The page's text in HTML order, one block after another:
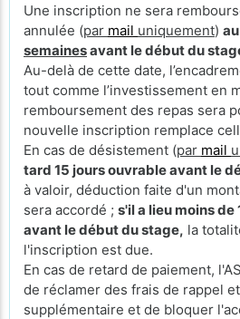
Une inscription ne sera
annulée (par mail uniquement)
semainesavant le début du
Au-delà de cette date,
tout comme l’investissement en
remboursement des repas sera
nouvelle inscription remplace
En cas de désistement (par mail
tard 15 jours ouvrable avant le
à valoir, déduction faite d'un
sera accordé ; s'il a lieu moins
avant le début du stage, la
l'inscription est due.
En cas de retard de paiement,
de réclamer des frais de rappel
supplémentaire et de bloquer